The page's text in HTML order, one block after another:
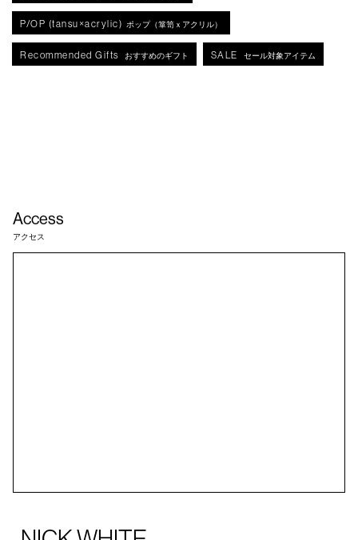
P/OP (tansu×acrylic) ポップ（箪笥ｘアクリル）
Recommended Gifts おすすめのギフト SALE セール対象アイテム
Access
アクセス